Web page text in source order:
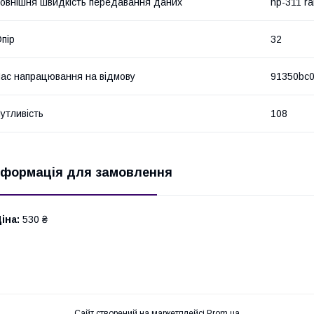
швидкість передавання даних hp-311
32
напрацювання на відмову
108
для замовлення
530 ₴